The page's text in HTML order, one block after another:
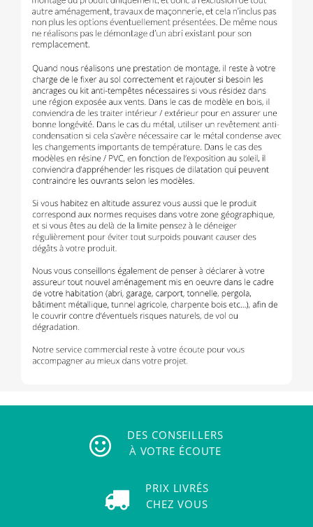
DES CONSEILLERS
À VOTRE ÉCOUTE
PRIX LIVRÉS
CHEZ VOUS